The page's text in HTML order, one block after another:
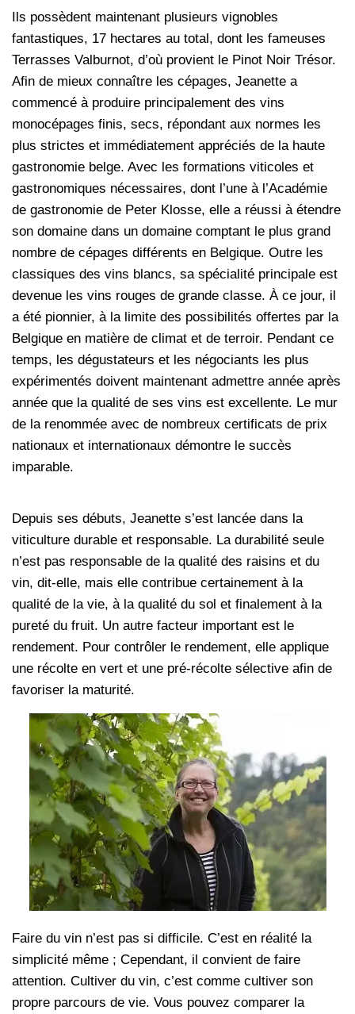
Ils possèdent maintenant plusieurs vignobles
fantastiques, 17 hectares au total, dont les fameuses
Terrasses Valburnot, d’où provient le Pinot Noir Trésor.
Afin de mieux connaître les cépages, Jeanette a
commencé à produire principalement des vins
monocépages finis, secs, répondant aux normes les
plus strictes et immédiatement appréciés de la haute
gastronomie belge. Avec les formations viticoles et
gastronomiques nécessaires, dont l’une à l’Académie
de gastronomie de Peter Klosse, elle a réussi à étendre
son domaine dans un domaine comptant le plus grand
nombre de cépages différents en Belgique. Outre les
classiques des vins blancs, sa spécialité principale est
devenue les vins rouges de grande classe. À ce jour, il
a été pionnier, à la limite des possibilités offertes par la
Belgique en matière de climat et de terroir. Pendant ce
temps, les dégustateurs et les négociants les plus
expérimentés doivent maintenant admettre année après
année que la qualité de ses vins est excellente. Le mur
de la renommée avec de nombreux certificats de prix
nationaux et internationaux démontre le succès
imparable.
Depuis ses débuts, Jeanette s’est lancée dans la
viticulture durable et responsable. La durabilité seule
n’est pas responsable de la qualité des raisins et du
vin, dit-elle, mais elle contribue certainement à la
qualité de la vie, à la qualité du sol et finalement à la
pureté du fruit. Un autre facteur important est le
rendement. Pour contrôler le rendement, elle applique
une récolte en vert et une pré-récolte sélective afin de
favoriser la maturité.
Faire du vin n’est pas si difficile. C’est en réalité la
simplicité même ; Cependant, il convient de faire
attention. Cultiver du vin, c’est comme cultiver son
propre parcours de vie. Vous pouvez comparer la